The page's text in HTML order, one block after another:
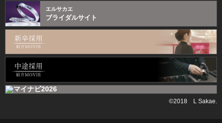
エルサカエ
ブライダルサイト
©2018 L Sakae.